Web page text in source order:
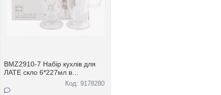
BMZ2910-7 Набiр кухлiв для
ЛАТЕ скло 6*227мл в
Код: 9178280